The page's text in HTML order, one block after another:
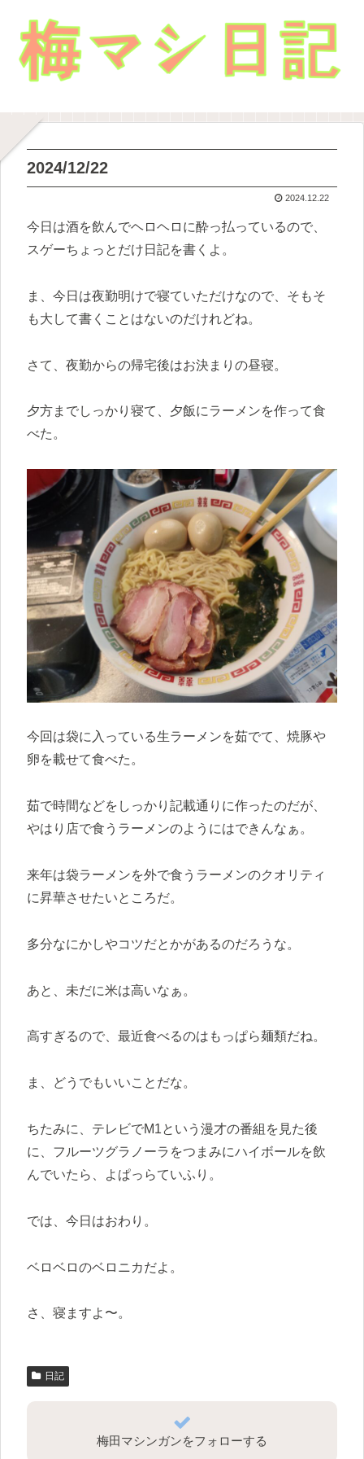
2024/12/22
2024.12.22
今日は酒を飲んでヘロヘロに酔っ払っているので、
スゲーちょっとだけ日記を書くよ。
ま、今日は夜勤明けで寝ていただけなので、そもそ
も大して書くことはないのだけれどね。
さて、夜勤からの帰宅後はお決まりの昼寝。
夕方までしっかり寝て、夕飯にラーメンを作って食
べた。
今回は袋に入っている生ラーメンを茹でて、焼豚や
卵を載せて食べた。
茹で時間などをしっかり記載通りに作ったのだが、
やはり店で食うラーメンのようにはできんなぁ。
来年は袋ラーメンを外で食うラーメンのクオリティ
に昇華させたいところだ。
多分なにかしやコツだとかがあるのだろうな。
あと、未だに米は高いなぁ。
高すぎるので、最近食べるのはもっぱら麺類だね。
ま、どうでもいいことだな。
ちたみに、テレビでM1という漫才の番組を見た後
に、フルーツグラノーラをつまみにハイボールを飲
んでいたら、よぱっらていふり。
では、今日はおわり。
ベロベロのベロニカだよ。
さ、寝ますよ〜。
日記
梅田マシンガンをフォローする